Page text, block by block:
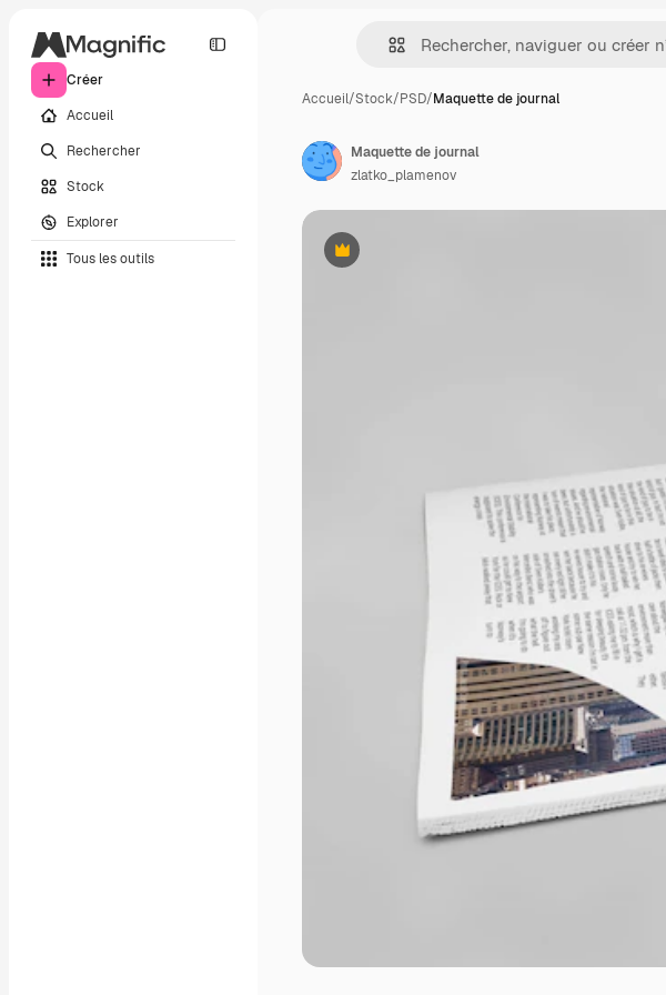
Créer
Accueil
Rechercher
Stock
Explorer
Tous les outils
Accueil/Stock/PSD/Maquette de journal
Premium
Maquette de journal
zlatko_plamenov